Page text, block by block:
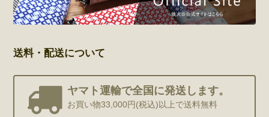
送料・配送について
ヤマト運輸で全国に発送します。
お買い物33,000円(税込)以上で送料無料